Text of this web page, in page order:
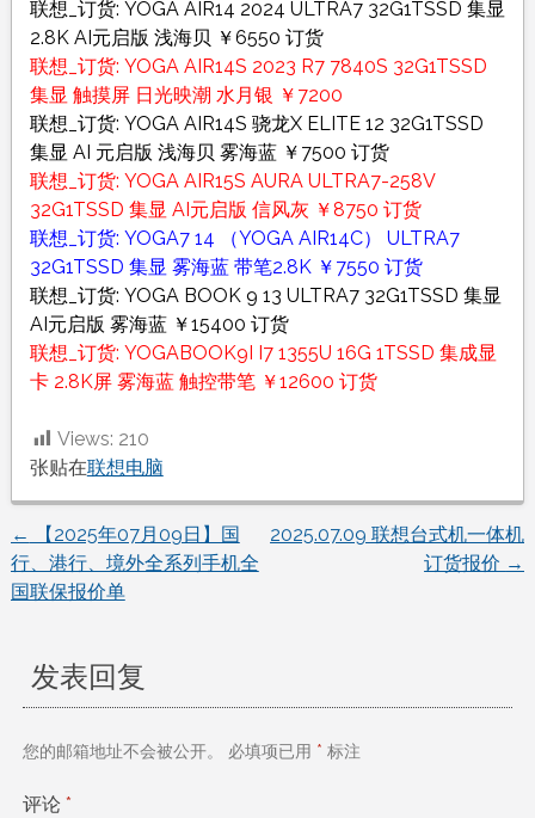
联想_订货: YOGA AIR14 2024 ULTRA7 32G1TSSD 集显
2.8K AI元启版 浅海贝 ￥6550 订货
联想_订货: YOGA AIR14S 2023 R7 7840S 32G1TSSD
集显 触摸屏 日光映潮 水月银 ￥7200
联想_订货: YOGA AIR14S 骁龙X ELITE 12 32G1TSSD
集显 AI 元启版 浅海贝 雾海蓝 ￥7500 订货
联想_订货: YOGA AIR15S AURA ULTRA7-258V
32G1TSSD 集显 AI元启版 信风灰 ￥8750 订货
联想_订货: YOGA7 14 （YOGA AIR14C） ULTRA7
32G1TSSD 集显 雾海蓝 带笔2.8K ￥7550 订货
联想_订货: YOGA BOOK 9 13 ULTRA7 32G1TSSD 集显
AI元启版 雾海蓝 ￥15400 订货
联想_订货: YOGABOOK9I I7 1355U 16G 1TSSD 集成显
卡 2.8K屏 雾海蓝 触控带笔 ￥12600 订货
Views: 210
张贴在联想电脑
文
章
导
航
←
【2025年07月09日】国
行、港行、境外全系列手机全
国联保报价单
2025.07.09 联想台式机一体机
订货报价 →
发表回复
您的邮箱地址不会被公开。 必填项已用 * 标注
评论 *